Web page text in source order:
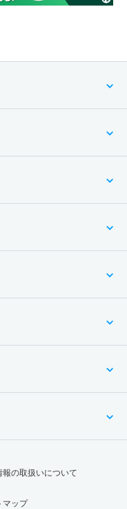
報の取扱いについて
マップ